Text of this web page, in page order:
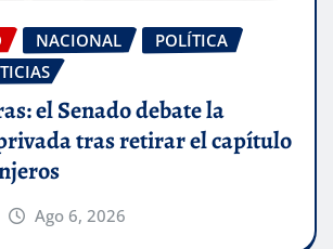
NACIONAL
POLÍTICA
el Senado debate la
tras retirar el capítulo
Ago 6, 2026